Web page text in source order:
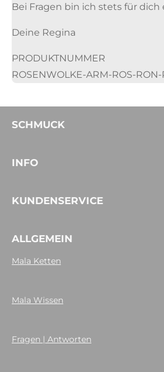
Bei Fragen bin ich stets für dich
Deine Regina
PRODUKTNUMMER
ROSENWOLKE-ARM-ROS-
SCHMUCK
INFO
KUNDENSERVICE
ALLGEMEIN
Mala Ketten
Mala Wissen
Fragen | Antworten